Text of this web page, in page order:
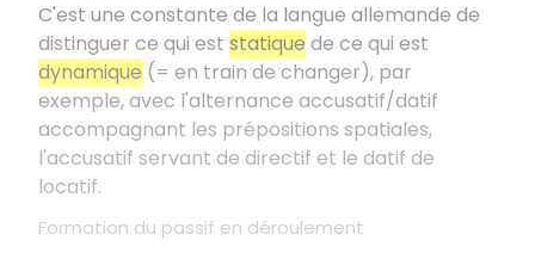
C'est une constante de la langue allemande de
distinguer ce qui est statique de ce qui est
dynamique (= en train de changer), par
exemple, avec l'alternance accusatif/datif
accompagnant les prépositions spatiales,
l'accusatif servant de directif et le datif de
locatif.
Formation du passif en déroulement